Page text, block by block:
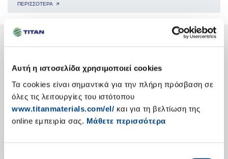
Αυτή η ιστοσελίδα χρησιμοποιεί cookies
Τα cookies είναι σημαντικά για την πλήρη πρόσβαση σε
όλες τις λειτουργίες του ιστότοπου
www.titanmaterials.com/el/ και για τη βελτίωση της
online εμπειρία σας. Μάθετε περισσότερα
ΠΕΡΙΣΣΟΤΕΡΑ 🡭
δειτε τη διεθνη μας παρουσια 🡭